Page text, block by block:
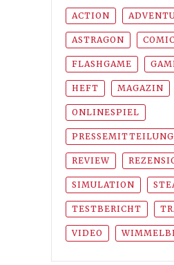
ACTION
ASTRAGON COMIC
FLASHGAME
HEFT MAGAZIN
ONLINESPIEL
PRESSEMITTEILUNG
REVIEW
SIMULATION
TESTBERICHT
VIDEO